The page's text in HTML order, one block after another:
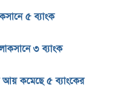
৫ ব্যাংক
৩ ব্যাংক
আয় কমেছে ৫ ব্যাংকের